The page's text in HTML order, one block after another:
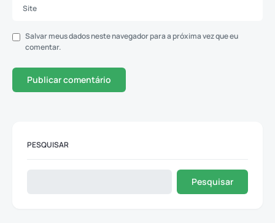
Salvar meus dados neste navegador para a próxima vez que eu
comentar.
PESQUISAR
Pesquisar